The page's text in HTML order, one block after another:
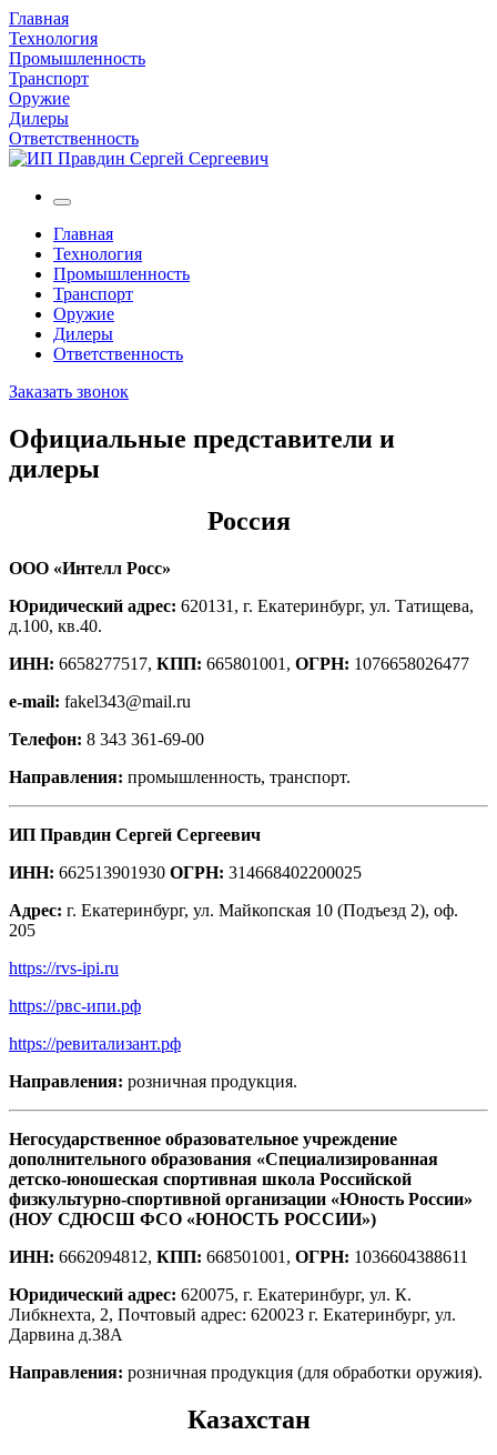
Главная
Технология
Промышленность
Транспорт
Оружие
Дилеры
Ответственность
Главная
Технология
Промышленность
Транспорт
Оружие
Дилеры
Ответственность
Заказать звонок
Официальные представители и
дилеры
Россия
ООО «Интелл Росс»
Юридический адрес: 620131, г. Екатеринбург, ул. Татищева,
д.100, кв.40.
ИНН: 6658277517, КПП: 665801001, ОГРН: 1076658026477
e-mail: fakel343@mail.ru
Телефон: 8 343 361-69-00
Направления: промышленность, транспорт.
ИП Правдин Сергей Сергеевич
ИНН: 662513901930 ОГРН: 314668402200025
Адрес: г. Екатеринбург, ул. Майкопская 10 (Подъезд 2), оф.
205
https://rvs-ipi.ru
https://рвс-ипи.рф
https://ревитализант.рф
Направления: розничная продукция.
Негосударственное образовательное учреждение
дополнительного образования «Специализированная
детско-юношеская спортивная школа Российской
физкультурно-спортивной организации «Юность России»
(НОУ СДЮСШ ФСО «ЮНОСТЬ РОССИИ»)
ИНН: 6662094812, КПП: 668501001, ОГРН: 1036604388611
Юридический адрес: 620075, г. Екатеринбург, ул. К.
Либкнехта, 2, Почтовый адрес: 620023 г. Екатеринбург, ул.
Дарвина д.38А
Направления: розничная продукция (для обработки оружия).
Казахстан